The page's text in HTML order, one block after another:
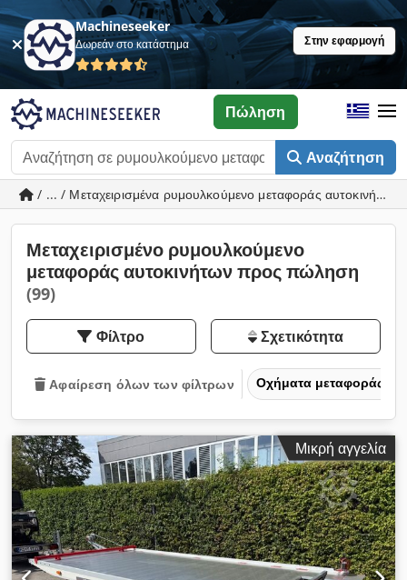
Machineseeker
Δωρεάν στο κατάστημα Στην εφαρμογή
Αναζήτηση
Πώληση
/ ... / Μεταχειρισμένα ρυμουλκούμενο μεταφοράς αυτοκινήτων
Μεταχειρισμένο ρυμουλκούμενο
μεταφοράς αυτοκινήτων προς πώληση
(99)
Φίλτρο Σχετικότητα
Αφαίρεση όλων των φίλτρων Οχήματα μεταφοράς
Μικρή αγγελία